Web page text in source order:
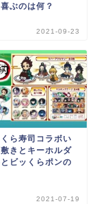
ぶのは何？
2021-09-23
ら寿司コラボい
きとキーホルダ
ビッくらポンの
2021-07-19